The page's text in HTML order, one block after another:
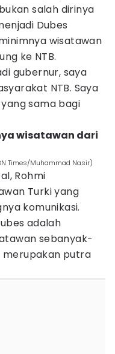
salah dirinya
Dubes
wisatawan
ke NTB.
gubernur, saya
NTB. Saya
sama bagi
wisatawan dari
Times/Muhammad Nasir)
Rohmi
Turki yang
komunikasi.
adalah
sebanyak-
merupakan putra